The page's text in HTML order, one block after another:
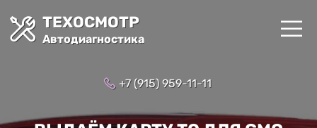
ТЕХОСМОТР
Автодиагностика
+7 (915) 959-11-11